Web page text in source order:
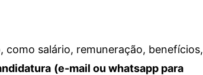
salário, remuneração, benefícios,
(e-mail ou whatsapp para